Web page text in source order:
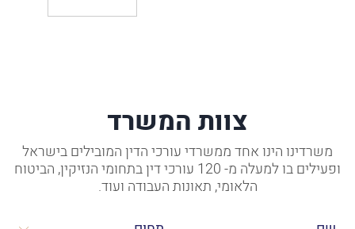
צוות המשרד
משרדינו הינו אחד ממשרדי עורכי הדין המובילים בישראל
ופעילים בו למעלה מ- 120 עורכי דין בתחומי הנזיקין, הביטוח
הלאומי, תאונות העבודה ועוד.